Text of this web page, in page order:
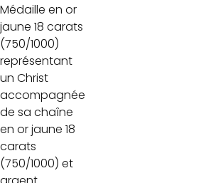
Médaille en or
jaune 18 carats
(750/1000)
représentant
un Christ
accompagnée
de sa chaîne
en or jaune 18
carats
(750/1000) et